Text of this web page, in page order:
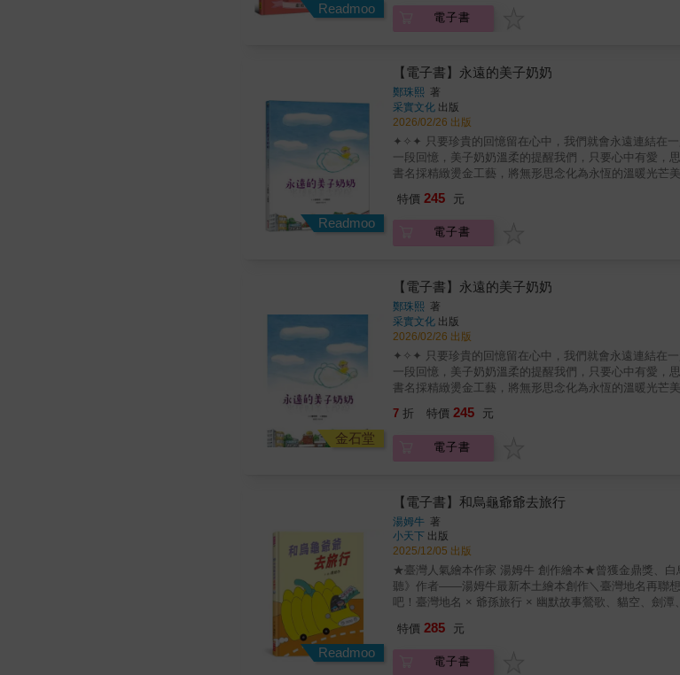
恰當的人際相處方式。4.溫暖陪伴的療癒力量本書著重
憤怒與煩躁。5.從衝突到和解的關係修復本書完整示範
角也十分可愛。生氣熊的暴躁與鄰居的樂觀形成強烈對
會、綜合活動關鍵字：情緒素養、人際互動
Readmoo
電子書
Readmoo
【電子書】永遠的美子奶奶
鄭珠熙 著
采實文化 出版
2026/02/26 出版
✦✧✦ 只要珍貴的回憶留在心中，我們就會永遠連結在
一段回憶，美子奶奶溫柔的提醒我們，只要心中有愛
書名採精緻燙金工藝，將無形思念化為永恆的溫暖光芒
的故事、一份溫柔細膩的安慰。回憶那些我們愛過的瞬
會充滿力量的料理；鄰居想起美子小姐如親姊妹般的體
難以忘懷的珍貴回憶，或是深藏在內心深處、令你無盡
下來的人心中會出現一個深不見底的洞。而那個洞口裡
「美子奶奶」。美子奶奶乘著蝴蝶的意象，象徵「愛不
量。 珍惜帶給自己溫暖回憶的人，也努力成為別人溫暖
特價 245 元
電子書
金石堂
【電子書】永遠的美子奶奶
鄭珠熙 著
采實文化 出版
2026/02/26 出版
✦✧✦ 只要珍貴的回憶留在心中，我們就會永遠連結在
一段回憶，美子奶奶溫柔的提醒我們，只要心中有愛
書名採精緻燙金工藝，將無形思念化為永恆的溫暖光芒
的故事、一份溫柔細膩的安慰。回憶那些我們愛過的瞬
會充滿力量的料理；鄰居想起美子小姐如親姊妹般的體
難以忘懷的珍貴回憶，或是深藏在內心深處、令你無盡
下來的人心中會出現一個深不見底的洞。而那個洞口裡
「美子奶奶」。美子奶奶乘著蝴蝶的意象，象徵「愛不
量。 珍惜帶給自己溫暖回憶的人，也努力成為別人溫暖
7 折 特價 245 元
電子書
Readmoo
【電子書】和烏龜爺爺去旅行
湯姆牛 著
小天下 出版
2025/12/05 出版
★臺灣人氣繪本作家 湯姆牛 創作繪本★曾獲金鼎獎、白
聽》作者——湯姆牛最新本土繪本創作＼臺灣地名再聯
吧！臺灣地名 × 爺孫旅行 × 幽默故事鶯歌、貓空、劍
想像力認識臺灣！小烏龜從遠方回來，烏龜爺爺帶著
行，也是一趟充滿想像與親情的冒險，藏著濃濃的祖孫
特價 285 元
電子書